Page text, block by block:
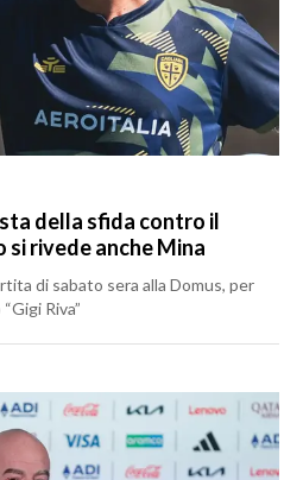
della sfida contro il
si rivede anche Mina
di sabato sera alla Domus, per
Riva”